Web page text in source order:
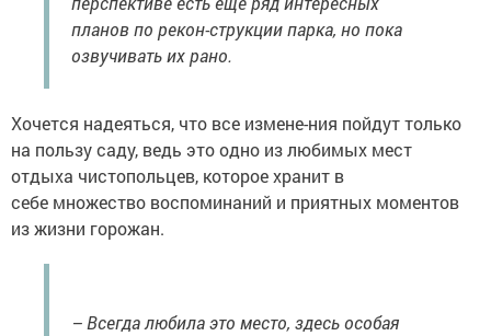
планов по рекон-струкции парка, но пока
озвучивать их рано.
Хочется надеяться, что все измене-ния пойдут только
на пользу саду, ведь это одно из любимых мест
отдыха чистопольцев, которое хранит в
себе множество воспоминаний и приятных моментов
из жизни горожан.
– Всегда любила это место, здесь особая